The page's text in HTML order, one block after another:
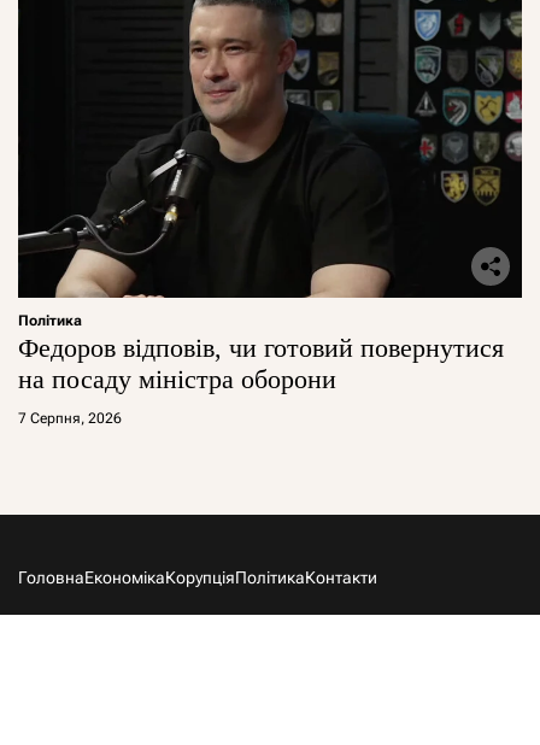
Політика
Федоров відповів, чи готовий повернутися
на посаду міністра оборони
7 Серпня, 2026
ГоловнаЕкономікаКорупціяПолітикаКонтакти